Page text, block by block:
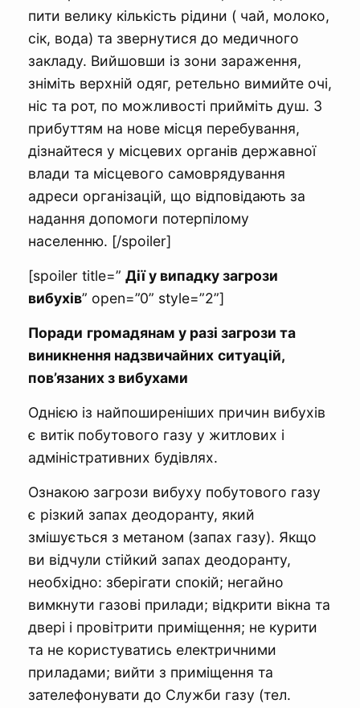
пити велику кількість рідини ( чай, молоко,
сік, вода) та звернутися до медичного
закладу. Вийшовши із зони зараження,
зніміть верхній одяг, ретельно вимийте очі,
ніс та рот, по можливості прийміть душ. З
прибуттям на нове місця перебування,
дізнайтеся у місцевих органів державної
влади та місцевого самоврядування
адреси організацій, що відповідають за
надання допомоги потерпілому
населенню. [/spoiler]
[spoiler title=” Дії у випадку загрози
вибухів” open=”0” style=”2”]
Поради громадянам у разі загрози та
виникнення надзвичайних ситуацій,
пов’язаних з вибухами
Однією із найпоширеніших причин вибухів
є витік побутового газу у житлових і
адміністративних будівлях.
Ознакою загрози вибуху побутового газу
є різкий запах деодоранту, який
змішується з метаном (запах газу). Якщо
ви відчули стійкий запах деодоранту,
необхідно: зберігати спокій; негайно
вимкнути газові прилади; відкрити вікна та
двері і провітрити приміщення; не курити
та не користуватись електричними
приладами; вийти з приміщення та
зателефонувати до Служби газу (тел.